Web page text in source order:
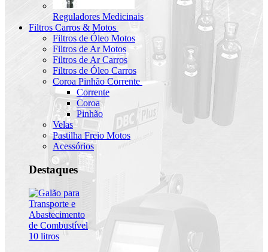
Reguladores Medicinais
Filtros Carros & Motos
Filtros de Óleo Motos
Filtros de Ar Motos
Filtros de Ar Carros
Filtros de Óleo Carros
Coroa Pinhão Corrente
Corrente
Coroa
Pinhão
Velas
Pastilha Freio Motos
Acessórios
Destaques